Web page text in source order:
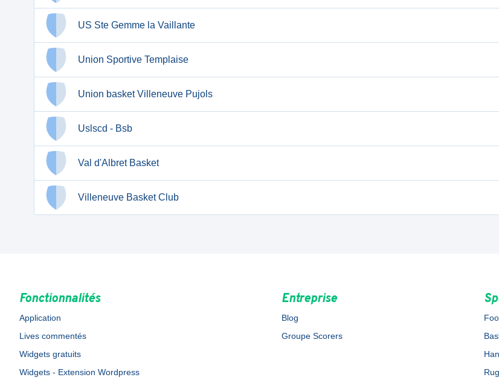
US Ste Gemme la Vaillante
Union Sportive Templaise
Union basket Villeneuve Pujols
Uslscd - Bsb
Val d'Albret Basket
Villeneuve Basket Club
Fonctionnalités
Application
Lives commentés
Widgets gratuits
Widgets - Extension Wordpress
Entreprise
Blog
Groupe Scorers